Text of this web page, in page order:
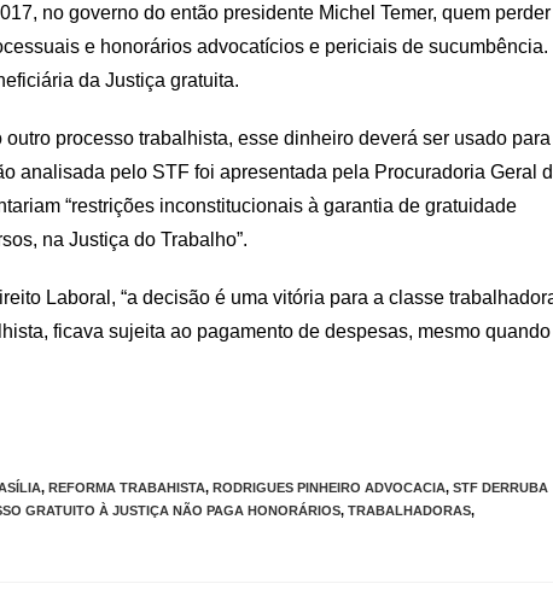
no governo do então presidente Michel Temer, quem perder
e honorários advocatícios e periciais de sucumbência.
da Justiça gratuita.
processo trabalhista, esse dinheiro deverá ser usado para
analisada pelo STF foi apresentada pela Procuradoria Geral
“restrições inconstitucionais à garantia de gratuidade
na Justiça do Trabalho”.
Laboral, “a decisão é uma vitória para a classe
ficava sujeita ao pagamento de despesas, mesmo quando
, REFORMA TRABAHISTA, RODRIGUES PINHEIRO ADVOCACIA, STF DERRUBA
GRATUITO À JUSTIÇA NÃO PAGA HONORÁRIOS, TRABALHADORAS,